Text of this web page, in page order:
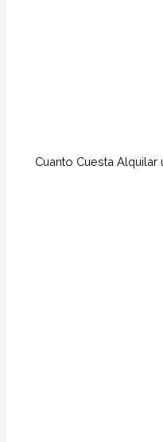
Cuanto Cuesta Alquilar